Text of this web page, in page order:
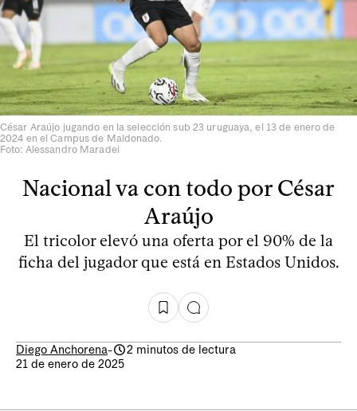
César Araújo jugando en la selección sub 23 uruguaya, el 13 de enero de
2024 en el Campus de Maldonado.
Foto: Alessandro Maradei
Nacional va con todo por César
Araújo
El tricolor elevó una oferta por el 90% de la
ficha del jugador que está en Estados Unidos.
Diego Anchorena-
2 minutos de lectura
21 de enero de 2025